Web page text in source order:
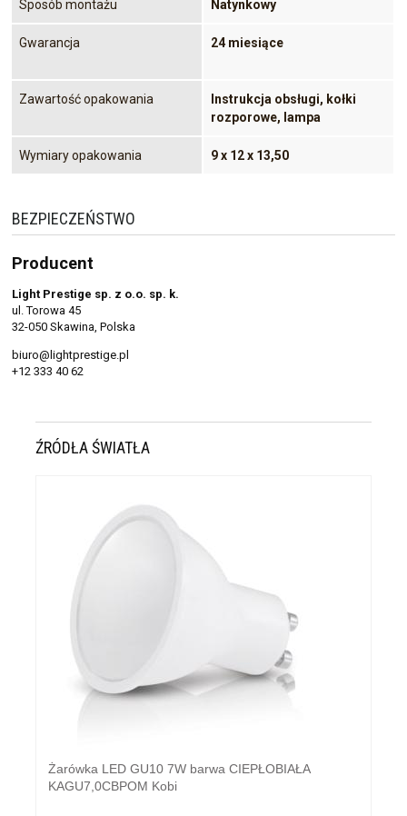
Sposób montażu Natynkowy
Gwarancja 24 miesiące
Zawartość opakowania
Instrukcja obsługi, kołki
rozporowe, lampa
Wymiary opakowania 9 x 12 x 13,50
BEZPIECZEŃSTWO
Producent
Light Prestige sp. z o.o. sp. k.
ul. Torowa 45
32-050 Skawina, Polska
biuro@lightprestige.pl
+12 333 40 62
ŹRÓDŁA ŚWIATŁA
Żarówka LED GU10 7W barwa CIEPŁOBIAŁA
KAGU7,0CBPOM Kobi